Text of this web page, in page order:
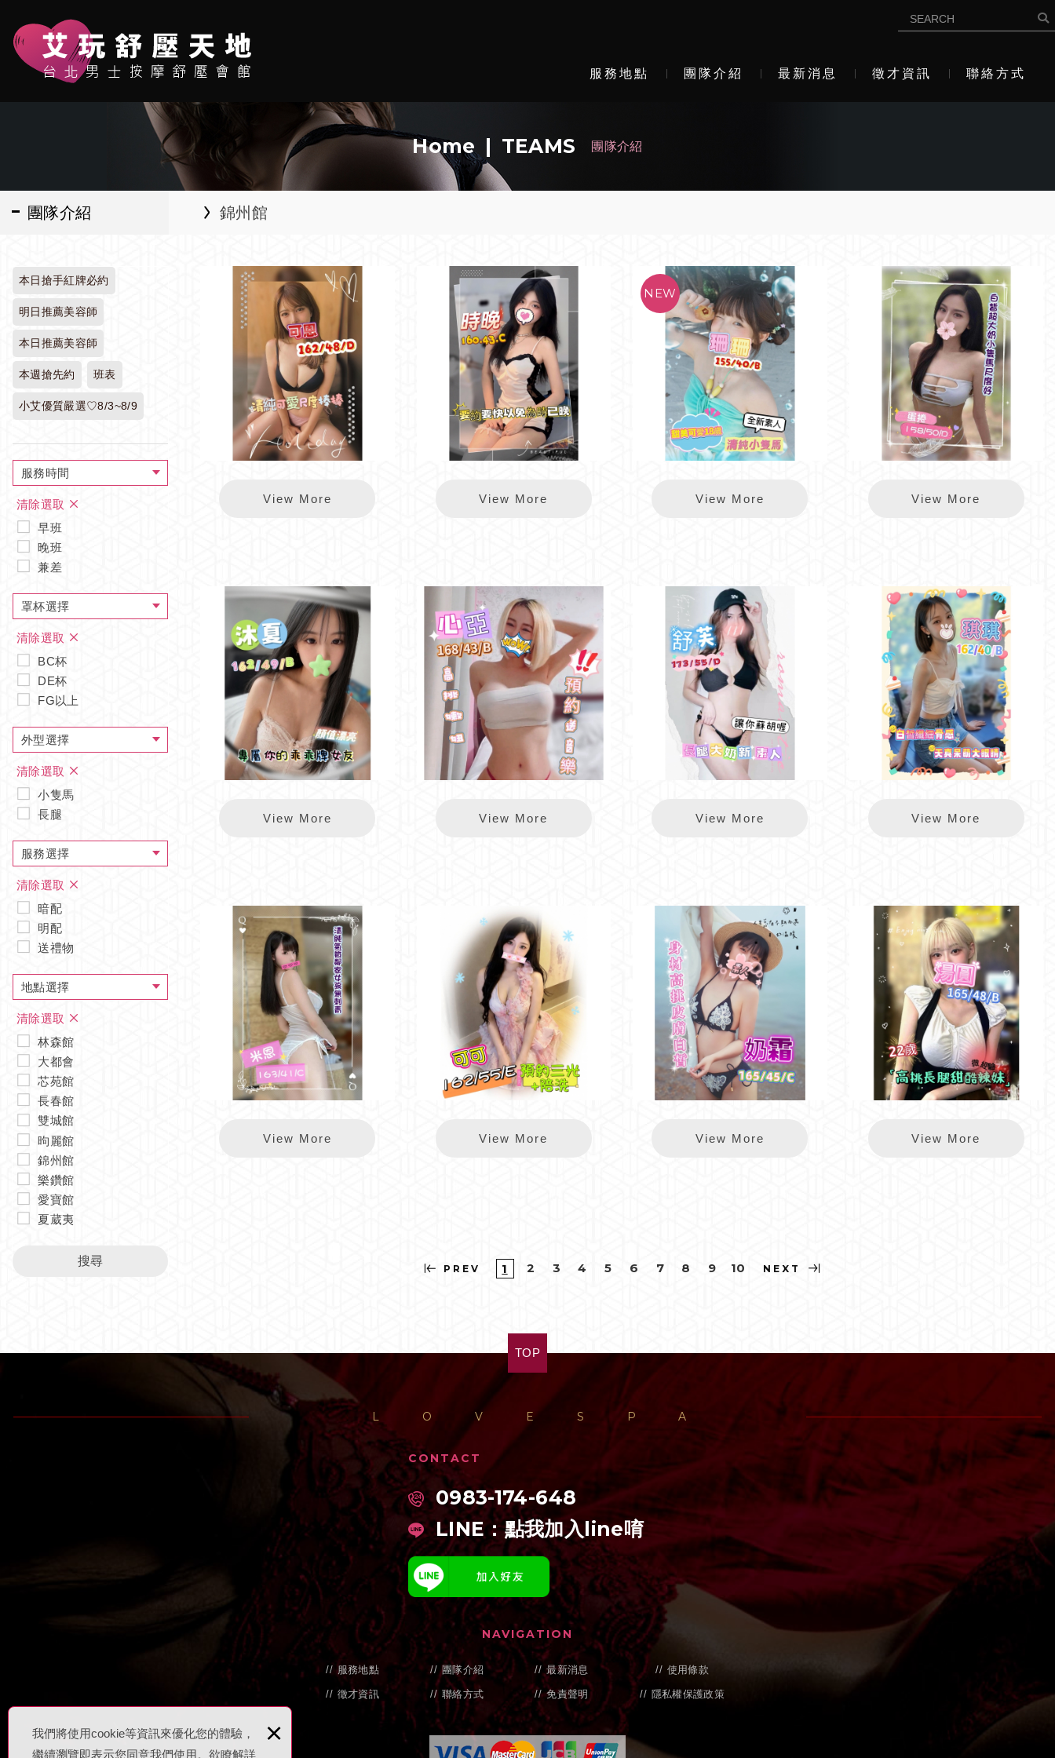
我們將使用cookie等資訊來優化您的體驗，
繼續瀏覽即表示您同意我們使用。欲瞭解詳
×
服務地點 團隊介紹 最新消息 徵才資訊 聯絡方式
Home TEAMS 團隊介紹
團隊介紹 錦州館
本日搶手紅牌必約
明日推薦美容師
本日推薦美容師
本週搶先約 班表
小艾優質嚴選♡8/3~8/9
服務時間
清除選取
早班
晚班
兼差
罩杯選擇
清除選取
BC杯
DE杯
FG以上
外型選擇
清除選取
小隻馬
長腿
服務選擇
清除選取
暗配
明配
送禮物
地點選擇
清除選取
林森館
大都會
芯苑館
長春館
雙城館
昫麗館
錦州館
樂鑽館
愛寶館
夏葳夷
搜尋
錦州可恩
View More 錦州時晚
View More *錦州珊珊
View More 錦州蛋捲
View More
錦州沐夏
View More 錦州心亞
View More 錦州舒芙
View More 錦州琪琪
View More
錦州米恩
View More 錦州可可
View More 錦州奶霜
View More 錦州湯圓
View More
PREV 1 2 3 4 5 6 7 8 9 10 NEXT
TOP
LOVESPA
CONTACT
0983-174-648
LINE：點我加入line唷
NAVIGATION
服務地點
徵才資訊
團隊介紹
聯絡方式
最新消息
免責聲明
使用條款
隱私權保護政策